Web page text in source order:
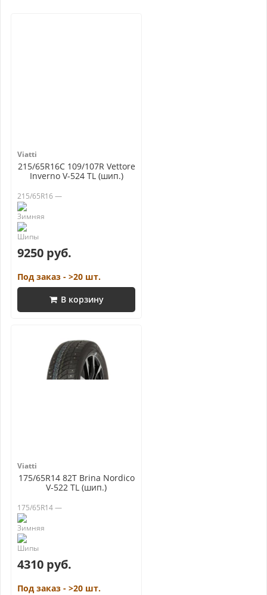
Viatti
215/65R16C 109/107R Vettore
Inverno V-524 TL (шип.)
215/65R16 —
9250 руб.
Под заказ - >20 шт.
В корзину
Viatti
175/65R14 82T Brina Nordico
V-522 TL (шип.)
175/65R14 —
4310 руб.
Под заказ - >20 шт.